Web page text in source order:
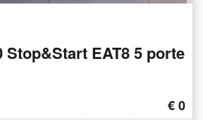
Stop&Start EAT8 5 porte
€ 0